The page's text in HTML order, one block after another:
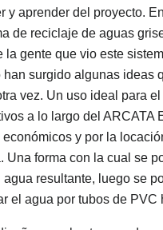
y aprender del proyecto.
de reciclaje de aguas
la gente que vio este
han surgido algunas ideas
vez. Un uso ideal para
a lo largo del ARCATA
económicos y por la
Una forma con la cual se
agua resultante, luego se
el agua por tubos de